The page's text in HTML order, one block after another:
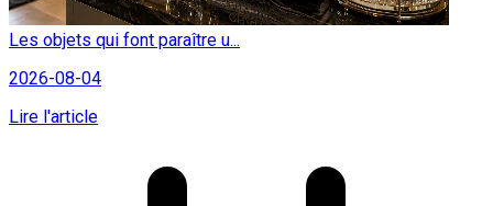
Les objets qui font paraître u...
2026-08-04
Lire l'article